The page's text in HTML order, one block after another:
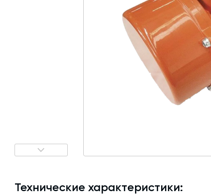
Затворы для силосов и дозаторов
Технические характеристики: